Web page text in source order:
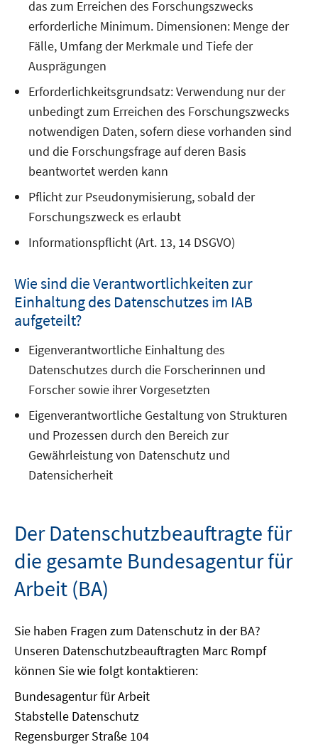
das zum Erreichen des Forschungszwecks
erforderliche Minimum. Dimensionen: Menge der
Fälle, Umfang der Merkmale und Tiefe der
Ausprägungen
Erforderlichkeitsgrundsatz: Verwendung nur der
unbedingt zum Erreichen des Forschungszwecks
notwendigen Daten, sofern diese vorhanden sind
und die Forschungsfrage auf deren Basis
beantwortet werden kann
Pflicht zur Pseudonymisierung, sobald der
Forschungszweck es erlaubt
Informationspflicht (Art. 13, 14 DSGVO)
Wie sind die Verantwortlichkeiten zur
Einhaltung des Datenschutzes im IAB
aufgeteilt?
Eigenverantwortliche Einhaltung des
Datenschutzes durch die Forscherinnen und
Forscher sowie ihrer Vorgesetzten
Eigenverantwortliche Gestaltung von Strukturen
und Prozessen durch den Bereich zur
Gewährleistung von Datenschutz und
Datensicherheit
Der Datenschutzbeauftragte für
die gesamte Bundesagentur für
Arbeit (BA)
Sie haben Fragen zum Datenschutz in der BA?
Unseren Datenschutzbeauftragten Marc Rompf
können Sie wie folgt kontaktieren:
Bundesagentur für Arbeit
Stabstelle Datenschutz
Regensburger Straße 104